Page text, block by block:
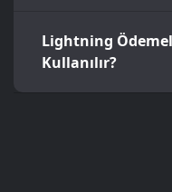
Lightning
Kullanılır?